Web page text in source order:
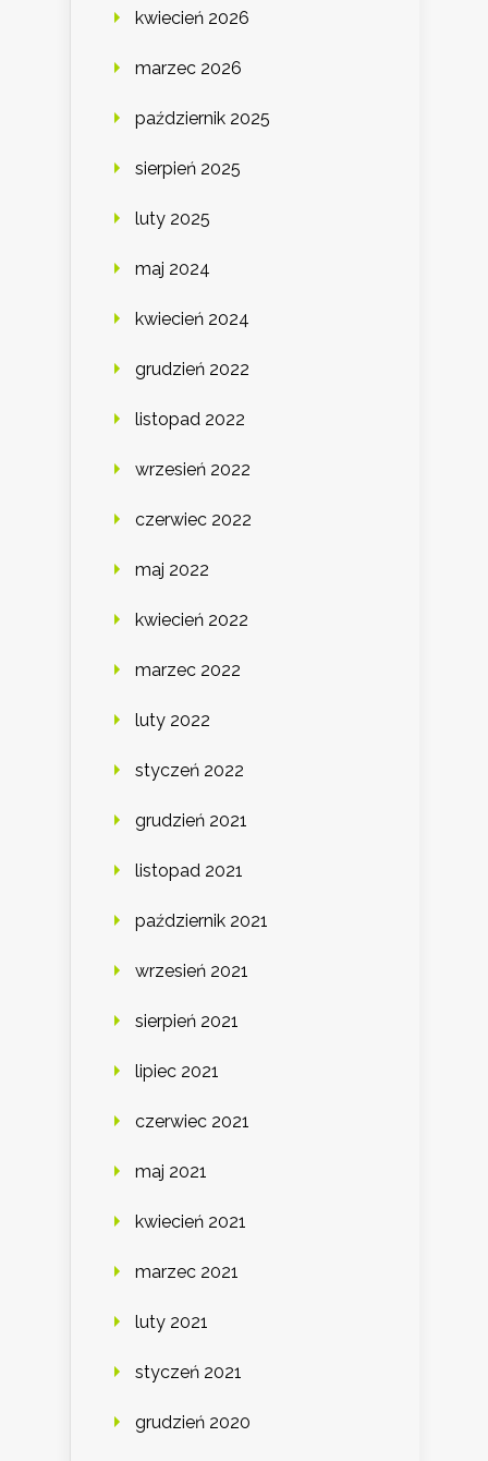
kwiecień 2026
marzec 2026
październik 2025
sierpień 2025
luty 2025
maj 2024
kwiecień 2024
grudzień 2022
listopad 2022
wrzesień 2022
czerwiec 2022
maj 2022
kwiecień 2022
marzec 2022
luty 2022
styczeń 2022
grudzień 2021
listopad 2021
październik 2021
wrzesień 2021
sierpień 2021
lipiec 2021
czerwiec 2021
maj 2021
kwiecień 2021
marzec 2021
luty 2021
styczeń 2021
grudzień 2020